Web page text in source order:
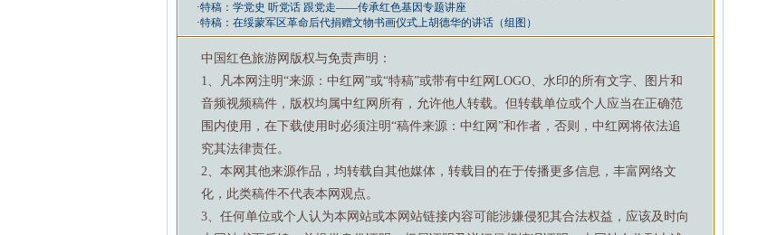
·特稿：学党史 听党话 跟党走——传承红色基因专题讲座
·特稿：在绥蒙军区革命后代捐赠文物书画仪式上胡德华的讲话（组图）
中国红色旅游网版权与免责声明：
1、凡本网注明“来源：中红网”或“特稿”或带有中红网LOGO、水印的所有文字、图片和
音频视频稿件，版权均属中红网所有，允许他人转载。但转载单位或个人应当在正确范
围内使用，在下载使用时必须注明“稿件来源：中红网”和作者，否则，中红网将依法追
究其法律责任。
2、本网其他来源作品，均转载自其他媒体，转载目的在于传播更多信息，丰富网络文
化，此类稿件不代表本网观点。
3、任何单位或个人认为本网站或本网站链接内容可能涉嫌侵犯其合法权益，应该及时向